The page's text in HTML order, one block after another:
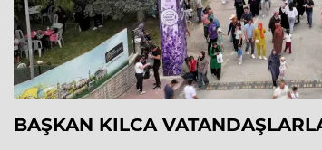
BAŞKAN KILCA